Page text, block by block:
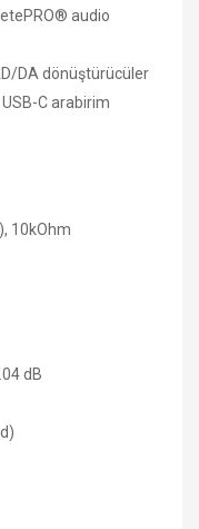
audio
DA dönüştürücüler
C arabirim
10kOhm
dB